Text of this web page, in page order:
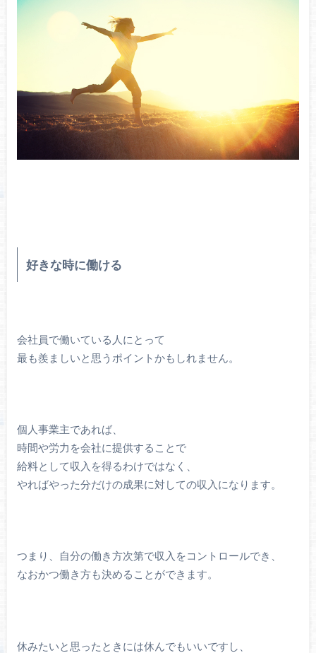
好きな時に働ける
会社員で働いている人にとって
最も羨ましいと思うポイントかもしれません。
個人事業主であれば、
時間や労力を会社に提供することで
給料として収入を得るわけではなく、
やればやった分だけの成果に対しての収入になります。
つまり、自分の働き方次第で収入をコントロールでき、
なおかつ働き方も決めることができます。
休みたいと思ったときには休んでもいいですし、